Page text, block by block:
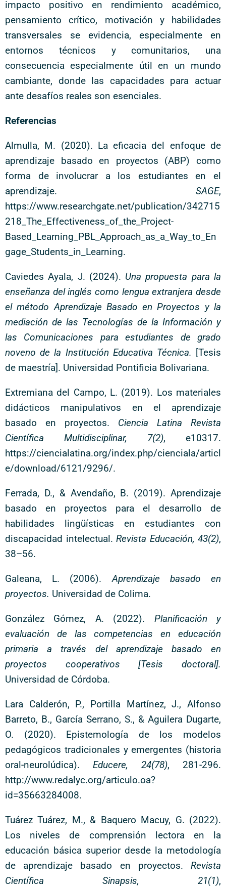
impacto positivo en rendimiento académico,
pensamiento crítico, motivación y habilidades
transversales se evidencia, especialmente en
entornos técnicos y comunitarios, una
consecuencia especialmente útil en un mundo
cambiante, donde las capacidades para actuar
ante desafíos reales son esenciales.
Referencias
Almulla, M. (2020). La eficacia del enfoque de
aprendizaje basado en proyectos (ABP) como
forma de involucrar a los estudiantes en el
aprendizaje. SAGE,
https://www.researchgate.net/publication/342715
218_The_Effectiveness_of_the_Project-
Based_Learning_PBL_Approach_as_a_Way_to_En
gage_Students_in_Learning.
Caviedes Ayala, J. (2024). Una propuesta para la
enseñanza del inglés como lengua extranjera desde
el método Aprendizaje Basado en Proyectos y la
mediación de las Tecnologías de la Información y
las Comunicaciones para estudiantes de grado
noveno de la Institución Educativa Técnica. [Tesis
de maestría]. Universidad Pontificia Bolivariana.
Extremiana del Campo, L. (2019). Los materiales
didácticos manipulativos en el aprendizaje
basado en proyectos. Ciencia Latina Revista
Científica Multidisciplinar, 7(2), e10317.
https://ciencialatina.org/index.php/cienciala/articl
e/download/6121/9296/.
Ferrada, D., & Avendaño, B. (2019). Aprendizaje
basado en proyectos para el desarrollo de
habilidades lingüísticas en estudiantes con
discapacidad intelectual. Revista Educación, 43(2),
38–56.
Galeana, L. (2006).Aprendizaje basado en
proyectos. Universidad de Colima.
González Gómez, A. (2022). Planificación y
evaluación de las competencias en educación
primaria a través del aprendizaje basado en
proyectos cooperativos [Tesis doctoral].
Universidad de Córdoba.
Lara Calderón, P., Portilla Martínez, J., Alfonso
Barreto, B., García Serrano, S., & Aguilera Dugarte,
O. (2020). Epistemología de los modelos
pedagógicos tradicionales y emergentes (historia
oral-neurolúdica). Educere, 24(78), 281-296.
http://www.redalyc.org/articulo.oa?
id=35663284008.
Tuárez Tuárez, M., & Baquero Macuy, G. (2022).
Los niveles de comprensión lectora en la
educación básica superior desde la metodología
de aprendizaje basado en proyectos. Revista
Científica Sinapsis, 21(1),